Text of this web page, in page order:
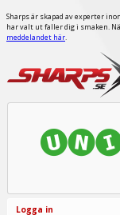
Sharps är skapad av experter
har valt ut faller dig i smaken.
meddelandet här.
Logga in